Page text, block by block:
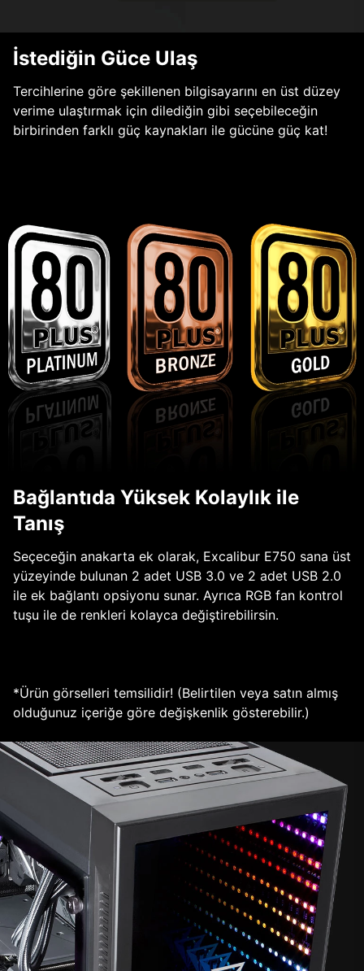
İstediğin Güce Ulaş
Tercihlerine göre şekillenen bilgisayarını en üst düzey
verime ulaştırmak için dilediğin gibi seçebileceğin
birbirinden farklı güç kaynakları ile gücüne güç kat!
Bağlantıda Yüksek Kolaylık ile
Tanış
Seçeceğin anakarta ek olarak, Excalibur E750 sana üst
yüzeyinde bulunan 2 adet USB 3.0 ve 2 adet USB 2.0
ile ek bağlantı opsiyonu sunar. Ayrıca RGB fan kontrol
tuşu ile de renkleri kolayca değiştirebilirsin.
*Ürün görselleri temsilidir! (Belirtilen veya satın almış
olduğunuz içeriğe göre değişkenlik gösterebilir.)